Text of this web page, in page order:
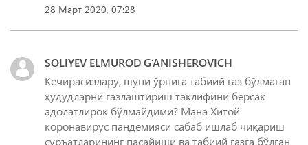
28 Март 2020, 07:28
SOLIYEV ELMUROD G‘ANISHEROVICH
Кечирасизлару, шуни ўрнига табиий газ бўлмаган
ҳудудларни газлаштириш таклифини берсак
адолатлирок бўлмайдими? Мана Хитой
коронавирус пандемияси сабаб ишлаб чиқариш
суръатларининг пасайиши ва табиий газга бўлган